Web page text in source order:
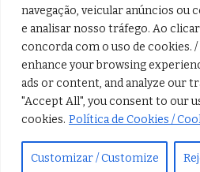
navegação, veicular anúncios ou
e analisar nosso tráfego. Ao
concorda com o uso de cookies.
enhance your browsing
ads or content, and analyze our
"Accept All", you consent to our
cookies. Política de Cookies /
Customizar / Customize
Copyright © Alô Tatuapé 2013 /
Desenvolvido por ALOSP MKT